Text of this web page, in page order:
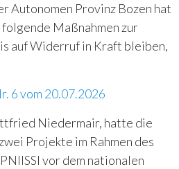
Autonomen Provinz Bozen hat
Maßnahmen zur
auf Widerruf in Kraft bleiben,
6 vom 20.07.2026
Niedermair, hatte die
Projekte im Rahmen des
vor dem nationalen